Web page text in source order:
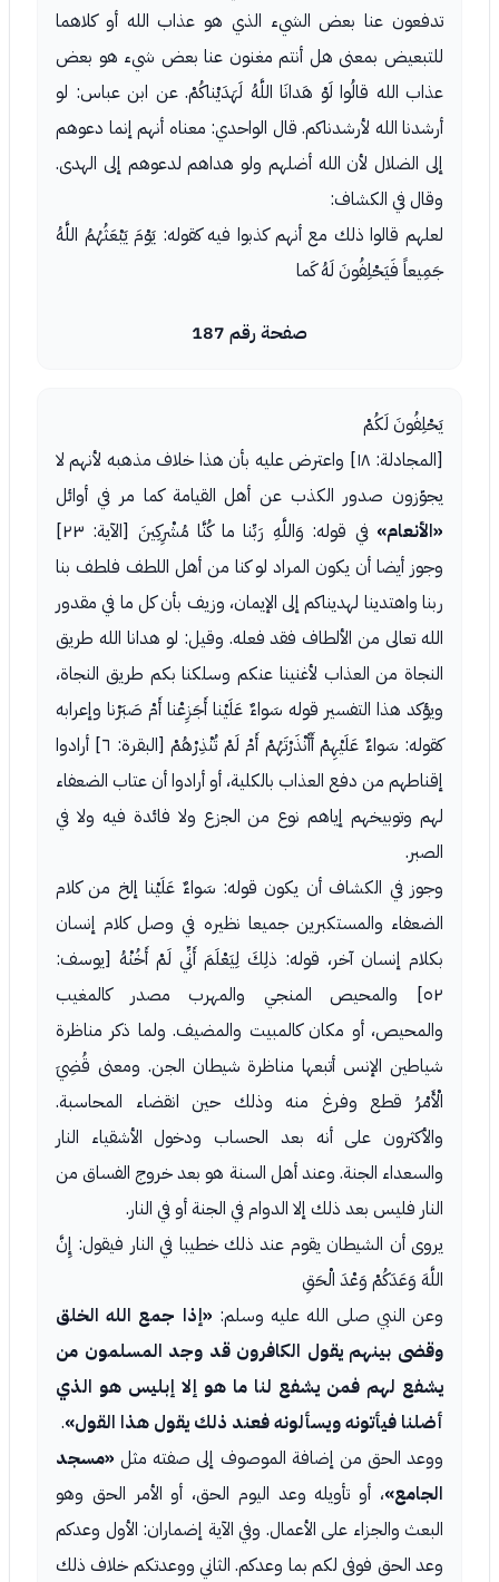
تدفعون عنا بعض الشيء الذي هو عذاب الله أو كلاهما
للتبعيض بمعنى هل أنتم مغنون عنا بعض شيء هو بعض
عذاب الله قالُوا لَوْ هَدانَا اللَّهُ لَهَدَيْناكُمْ. عن ابن عباس: لو
أرشدنا الله لأرشدناكم. قال الواحدي: معناه أنهم إنما دعوهم
إلى الضلال لأن الله أضلهم ولو هداهم لدعوهم إلى الهدى.
وقال في الكشاف:
لعلهم قالوا ذلك مع أنهم كذبوا فيه كقوله: يَوْمَ يَبْعَثُهُمُ اللَّهُ
جَمِيعاً فَيَحْلِفُونَ لَهُ كَما
صفحة رقم 187
يَحْلِفُونَ لَكُمْ
[المجادلة: ١٨] واعترض عليه بأن هذا خلاف مذهبه لأنهم لا
يجوّزون صدور الكذب عن أهل القيامة كما مر في أوائل
«الأنعام»
في قوله: وَاللَّهِ رَبِّنا ما كُنَّا مُشْرِكِينَ [الآية: ٢٣]
وجوز أيضا أن يكون المراد لو كنا من أهل اللطف فلطف بنا
ربنا واهتدينا لهديناكم إلى الإيمان، وزيف بأن كل ما في مقدور
الله تعالى من الألطاف فقد فعله. وقيل: لو هدانا الله طريق
النجاة من العذاب لأغنينا عنكم وسلكنا بكم طريق النجاة،
ويؤكد هذا التفسير قوله سَواءٌ عَلَيْنا أَجَزِعْنا أَمْ صَبَرْنا وإعرابه
كقوله: سَواءٌ عَلَيْهِمْ أَأَنْذَرْتَهُمْ أَمْ لَمْ تُنْذِرْهُمْ [البقرة: ٦] أرادوا
إقناطهم من دفع العذاب بالكلية، أو أرادوا أن عتاب الضعفاء
لهم وتوبيخهم إياهم نوع من الجزع ولا فائدة فيه ولا في
الصبر.
وجوز في الكشاف أن يكون قوله: سَواءٌ عَلَيْنا إلخ من كلام
الضعفاء والمستكبرين جميعا نظيره في وصل كلام إنسان
بكلام إنسان آخر، قوله: ذلِكَ لِيَعْلَمَ أَنِّي لَمْ أَخُنْهُ [يوسف:
٥٢] والمحيص المنجي والمهرب مصدر كالمغيب
والمحيص، أو مكان كالمبيت والمضيف. ولما ذكر مناظرة
شياطين الإنس أتبعها مناظرة شيطان الجن. ومعنى قُضِيَ
الْأَمْرُ قطع وفرغ منه وذلك حين انقضاء المحاسبة.
والأكثرون على أنه بعد الحساب ودخول الأشقياء النار
والسعداء الجنة. وعند أهل السنة هو بعد خروج الفساق من
النار فليس بعد ذلك إلا الدوام في الجنة أو في النار.
يروى أن الشيطان يقوم عند ذلك خطيبا في النار فيقول: إِنَّ
اللَّهَ وَعَدَكُمْ وَعْدَ الْحَقِ
وعن النبي صلى الله عليه وسلم: «إذا جمع الله الخلق
وقضى بينهم يقول الكافرون قد وجد المسلمون من
يشفع لهم فمن يشفع لنا ما هو إلا إبليس هو الذي
أضلنا فيأتونه ويسألونه فعند ذلك يقول هذا القول».
ووعد الحق من إضافة الموصوف إلى صفته مثل «مسجد
الجامع»، أو تأويله وعد اليوم الحق، أو الأمر الحق وهو
البعث والجزاء على الأعمال. وفي الآية إضماران: الأول وعدكم
وعد الحق فوفى لكم بما وعدكم. الثاني ووعدتكم خلاف ذلك